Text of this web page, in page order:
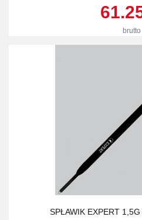
brutto
SPŁAWIK EXPERT